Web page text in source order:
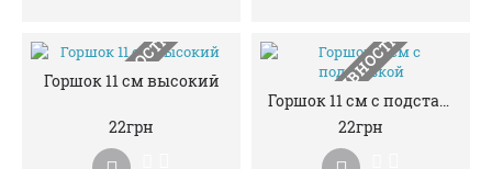
НЕМАЄ В НАЯВНОСТІ
Горшок 11 см высокий
22грн НЕМАЄ В НАЯВНОСТІ
Горшок 11 см с подставкой
22грн